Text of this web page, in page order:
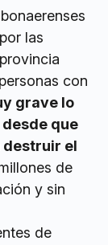
las
con
grave lo
que
destruir el
de
y sin
de